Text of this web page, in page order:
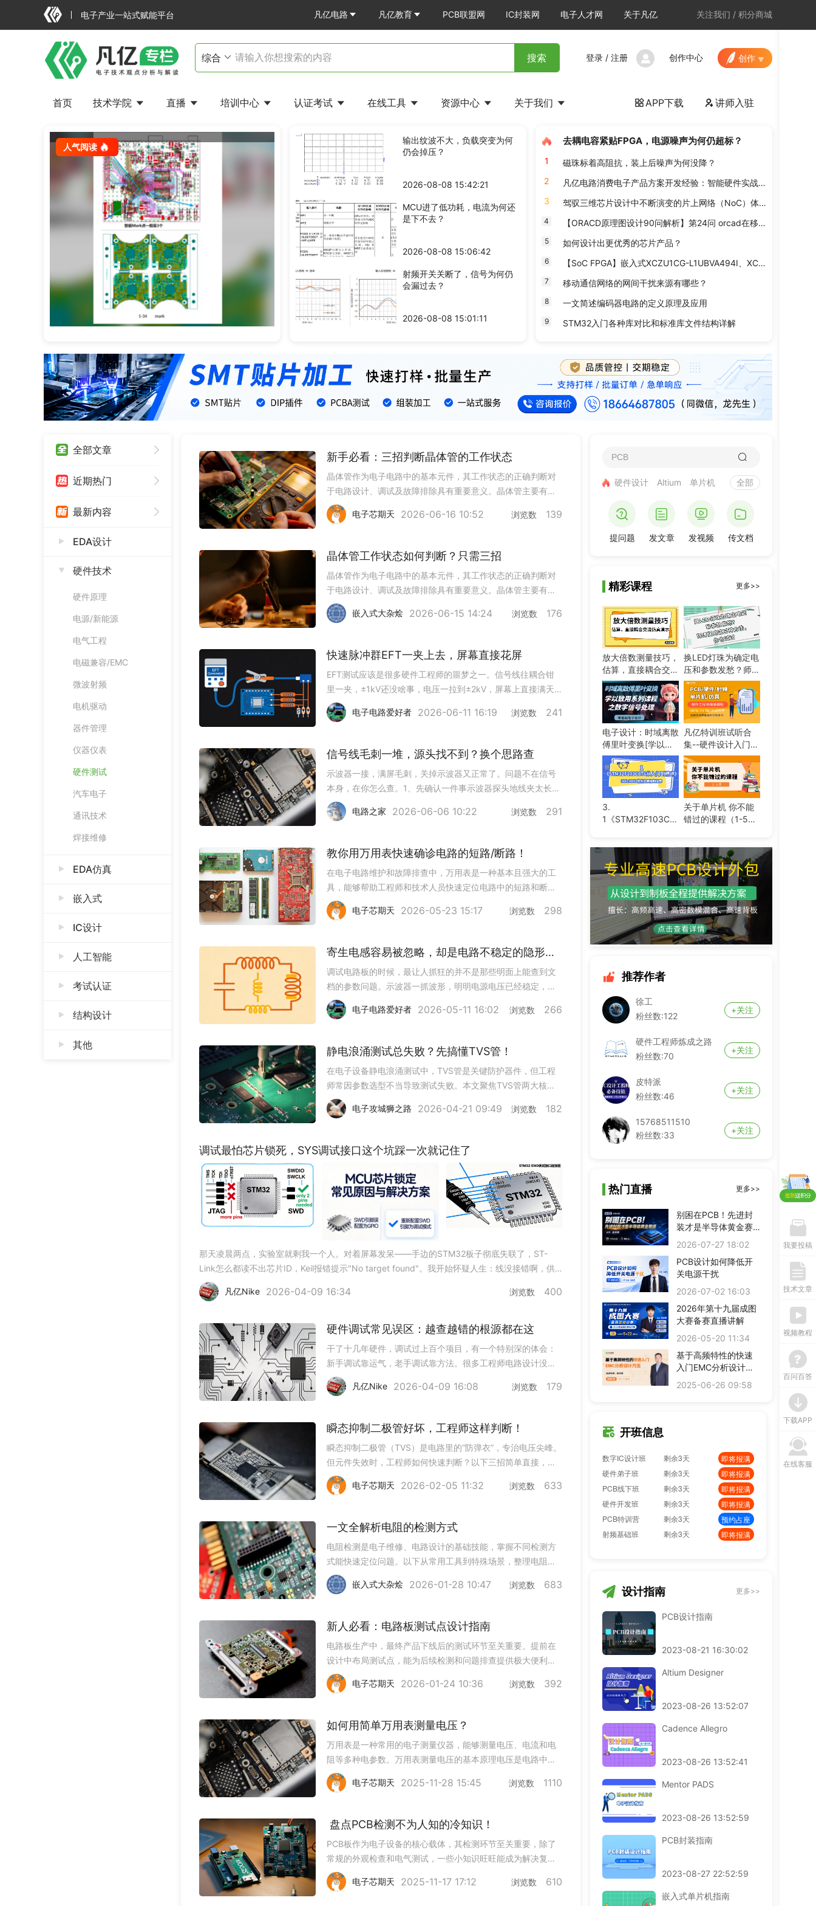
电子产业一站式赋能平台 凡亿电路 凡亿教育 PCB联盟网 IC封装网 电子人才网 关于凡亿 关注我们 / 积分商城
搜索 登录 / 注册 创作中心 创作
首页 技术学院 直播 培训中心 认证考试 在线工具 资源中心 关于我们 APP下载 讲师入驻
人气阅读
输出纹波不大，负载突变为何
仍会掉压？
2026-08-08 15:42:21
MCU进了低功耗，电流为何还
是下不去？
2026-08-08 15:06:42
射频开关关断了，信号为何仍
会漏过去？
2026-08-08 15:01:11
去耦电容紧贴FPGA，电源噪声为何仍超标？
1
磁珠标着高阻抗，装上后噪声为何没降？
2
凡亿电路消费电子产品方案开发经验：智能硬件实战案例
3
驾驭三维芯片设计中不断演变的片上网络（NoC）体系结构
4 【ORACD原理图设计90问解析】第24问 orcad在移动器件的时候，怎么让连线不跟着一起动呢？
5 如何设计出更优秀的芯片产品？
6 【SoC FPGA】嵌入式XCZU1CG-L1UBVA494I、XCZU1CG-2UBVA494E器件专门针对工业电机控制及工业物联网应用进行了优化
7 移动通信网络的网间干扰来源有哪些？
8 一文简述编码器电路的定义原理及应用
9 STM32入门各种库对比和标准库文件结构详解
全部文章
近期热门
最新内容
EDA设计
硬件技术
硬件原理
电源/新能源
电气工程
电磁兼容/EMC
微波射频
电机驱动
器件管理
仪器仪表
硬件测试
汽车电子
通讯技术
焊接维修
EDA仿真
嵌入式
IC设计
人工智能
考试认证
结构设计
其他
新手必看：三招判断晶体管的工作状态
晶体管作为电子电路中的基本元件，其工作状态的正确判断对
于电路设计、调试及故障排除具有重要意义。晶体管主要有三
种工作状态：截止状态、放大状态和饱和状态。一、晶体管的
基本工作状态截止状态截止状态下，晶体管的基极-发射极结和
电子芯期天 2026-06-16 10:52 浏览数 139
晶体管工作状态如何判断？只需三招
晶体管作为电子电路中的基本元件，其工作状态的正确判断对
于电路设计、调试及故障排除具有重要意义。晶体管主要有三
种工作状态：截止状态、放大状态和饱和状态。一、晶体管的
基本工作状态截止状态截止状态下，晶体管的基极-发射极结和
嵌入式大杂烩 2026-06-15 14:24 浏览数 176
快速脉冲群EFT一夹上去，屏幕直接花屏
EFT测试应该是很多硬件工程师的噩梦之一。信号线往耦合钳
里一夹，±1kV还没啥事，电压一拉到±2kV，屏幕上直接满天
星——条纹、闪屏、白屏轮着来，更狠的直接死机复位。快速
瞬变脉冲群（EFT/B）的能量其实不算大，但胜在频率高、上升
电子电路爱好者 2026-06-11 16:19 浏览数 241
信号线毛刺一堆，源头找不到？换个思路查
示波器一接，满屏毛刺，关掉示波器又正常了。问题不在信号
本身，在你怎么查。1、先确认一件事示波器探头地线夹太长，
本身就是天线。地线夹夹在远处，环路面积大，空间噪声全被
收进来了。你看到的毛刺，可能一半是探头自己造的。正确做
电路之家 2026-06-06 10:22 浏览数 291
教你用万用表快速确诊电路的短路/断路！
在电子电路维护和故障排查中，万用表是一种基本且强大的工
具，能够帮助工程师和技术人员快速定位电路中的短路和断路
问题。其不仅能提高故障诊断效率，还能有效防止误操作导致
的二次损坏。一、准备工作选择合适的万用表类型普通数字万
电子芯期天 2026-05-23 15:17 浏览数 298
寄生电感容易被忽略，却是电路不稳定的隐形元凶
调试电路板的时候，最让人抓狂的并不是那些明面上能查到文
档的参数问题。示波器一抓波形，明明电源电压已经稳定，负
载也没动，可偏偏就是有那种挥之不去的毛刺，幅度不大，频
率不低，排查了半天才发现——问题根本不在设计原理上，而
电子电路爱好者 2026-05-11 16:02 浏览数 266
静电浪涌测试总失败？先搞懂TVS管！
在电子设备静电浪涌测试中，TVS管是关键防护器件，但工程
师常因参数选型不当导致测试失败。本文聚焦TVS管两大核心
参数——钳位电压和响应时间，解析其如何决定防护效果。1、
钳位电压钳位电压是TVS管在浪涌冲击下实际限制的电压值，
电子攻城狮之路 2026-04-21 09:49 浏览数 182
调试最怕芯片锁死，SYS调试接口这个坑踩一次就记住了
那天凌晨两点，实验室就剩我一个人。对着屏幕发呆——手边的STM32板子彻底失联了，ST-
Link怎么都读不出芯片ID，Keil报错提示"No target found"。我开始怀疑人生：线没接错啊，供
电也正常，刚才还好好的，怎么突然就"砖"
凡亿Nike
2026-04-09 16:34 浏览数 400
硬件调试常见误区：越查越错的根源都在这
干了十几年硬件，调试过上百个项目，有一个特别深的体会：
新手调试靠运气，老手调试靠方法。很多工程师电路设计没问
题，一到调试阶段就卡壳，越查越乱，越修越慌。问题往往不
是出在电路上，而是调试思路本身就有问题。今天把几个最常
凡亿Nike 2026-04-09 16:08 浏览数 179
瞬态抑制二极管好坏，工程师这样判断！
瞬态抑制二极管（TVS）是电路里的“防弹衣”，专治电压尖峰。
但元件失效时，工程师如何快速判断？以下三招简单直接，不
用复杂设备也能搞定。一、外观“体检”看封装：检查外壳有无裂
纹、变形，引脚是否弯曲、氧化或断裂。查标识：型号、参数
电子芯期天 2026-02-05 11:32 浏览数 633
一文全解析电阻的检测方式
电阻检测是电子维修、电路设计的基础技能，掌握不同检测方
式能快速定位问题。以下从常用工具到特殊场景，整理电阻检
测的核心方法：一、万用表直接检测欧姆档测量选对量程：指
针指在刻度盘20%-80%位置最准断开电路：测前必须拆下电阻
嵌入式大杂烩 2026-01-28 10:47 浏览数 683
新人必看：电路板测试点设计指南
电路板生产中，最终产品下线后的测试环节至关重要。提前在
设计中布局测试点，能为后续检测和问题排查提供极大便利，
避免生产后期出现难以解决的麻烦。1、测试点纳入初始设计的
必要性在电路板设计初期就规划测试点，能让产品在完成装配
电子芯期天 2026-01-24 10:36 浏览数 392
如何用简单万用表测量电压？
万用表是一种常用的电子测量仪器，能够测量电压、电流和电
阻等多种电参数。万用表测量电压的基本原理电压是电路中两
点之间的电势差。万用表测量电压时，需要将表笔与被测电路
的两点相连，通过内部电路测量两点之间的电势差，从而显示
电子芯期天 2025-11-28 15:45 浏览数 1110
​ 盘点PCB检测不为人知的冷知识！
PCB板作为电子设备的核心载体，其检测环节至关重要，除了
常规的外观检查和电气测试，一些小知识旺旺能成为解决复杂
问题的关键。检测前的“隔离法则”严禁在无隔离变压器的情况
下，用已接地的测试设备接触底板带电设备（如电视、音
电子芯期天 2025-11-17 17:12 浏览数 610
硬件设计 Altium 单片机 全部
提问题 发文章 发视频 传文档
精彩课程 更多>>
放大倍数测量技巧，
估算，直接耦合交流
仿真演示
换LED灯珠为确定电
压和参数发愁？师傅
们用这三种方法，你
也试试
电子设计：时域离散
傅里叶变换[学以致
用系列课程之数字信
号处理]
凡亿特训班试听合
集--硬件设计入门到
精通实战视频教程
3.
1《STM32F103C8T6
演示
关于单片机 你不能
错过的课程（1-5
推荐作者
徐工
粉丝数:122
+关注
硬件工程师炼成之路
粉丝数:70
+关注
皮特派
粉丝数:46
+关注
15768511510
粉丝数:33
+关注
热门直播 更多>>
别困在PCB！先进封
装才是半导体黄金赛
道
2026-07-27 18:02
PCB设计如何降低开
关电源干扰
2026-07-02 16:03
2026年第十九届成图
大赛备赛直播讲解
2026-05-20 11:34
基于高频特性的快速
入门EMC分析设计方
法
2025-06-26 09:58
开班信息
ITOS特训班
即将报满
数字IC设计班
剩余3天
即将报满
硬件弟子班
剩余3天
即将报满
PCB线下班
剩余3天
即将报满
硬件开发班
剩余3天
即将报满
PCB特训营
剩余3天
射频基础班
剩余3天
即将报满
EMC加强班
剩余3天
预约占座
BMS特训营
剩余3天
即将报满
嵌入式特训营
剩余3天
预约占座
FPGA特训班
剩余3天
预约占座
PCB弟子班
剩余3天
即将报满
单片机开发班
剩余3天
预约占座
数字IC设计班
PCB线下班
剩余3天
即将报满
硬件开发班
剩余3天
即将报满
PCB特训营
剩余3天
预约占座
射频基础班
剩余3天
即将报满
EMC加强班
剩余3天
预约占座
BMS特训营
剩余3天 即将报满
设计指南 更多>>
PCB设计指南
2023-08-21 16:30:02
Altium Designer
2023-08-26 13:52:07
Cadence Allegro
2023-08-26 13:52:41
Mentor PADS
2023-08-26 13:52:59
PCB封装指南
2023-08-27 22:52:59
嵌入式单片机指南
我要投稿
技术文章
视频教程
百问百答
下载APP
在线客服